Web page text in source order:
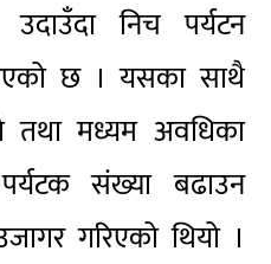
निच पर्यटन
छ । यसका साथै
तथा मध्यम अवधिका
संख्या बढाउन
गरिएको थियो ।